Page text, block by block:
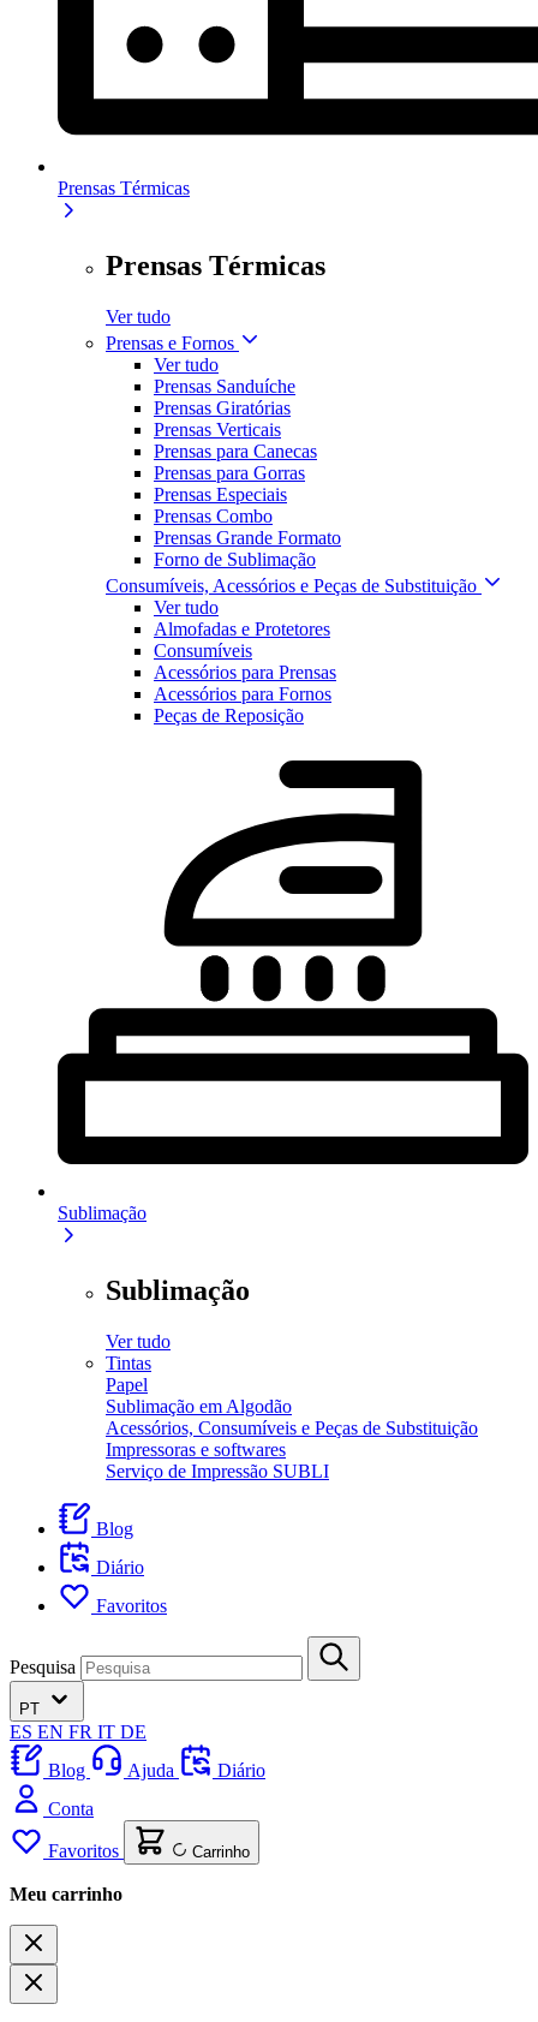
Prensas Térmicas
Prensas Térmicas
Ver tudo
Prensas e Fornos
Ver tudo
Prensas Sanduíche
Prensas Giratórias
Prensas Verticais
Prensas para Canecas
Prensas para Gorras
Prensas Especiais
Prensas Combo
Prensas Grande Formato
Forno de Sublimação
Consumíveis, Acessórios e Peças de Substituição
Ver tudo
Almofadas e Protetores
Consumíveis
Acessórios para Prensas
Acessórios para Fornos
Peças de Reposição
Sublimação
Sublimação
Ver tudo
Tintas
Papel
Sublimação em Algodão
Acessórios, Consumíveis e Peças de Substituição
Impressoras e softwares
Serviço de Impressão SUBLI
Blog
Diário
Favoritos
Pesquisa
PT
ES EN FR IT DE
Blog
Ajuda
Diário
Conta
Favoritos Carrinho
Meu carrinho